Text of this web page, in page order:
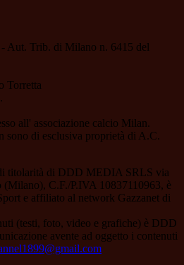
- Aut. Trib. di Milano n. 6415 del
Torretta
all' associazione calcio Milan.
di esclusiva proprietà di A.C.
titolarità di DDD MEDIA SRLS via
C.F./P.IVA 10837110963, è
e affiliato al network Gazzanet di
(testi, foto, video e grafiche) è DDD
avente ad oggetto i contenuti